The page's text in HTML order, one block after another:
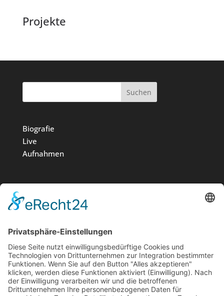
Projekte
Suchen
Biografie
Live
Aufnahmen
Medien
News
Kontakt
Impressum